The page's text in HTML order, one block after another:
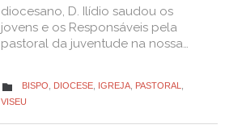
diocesano, D. Ilídio saudou os
jovens e os Responsáveis pela
pastoral da juventude na nossa…
 CATEGORY
BISPO, DIOCESE, IGREJA, PASTORAL,
VISEU